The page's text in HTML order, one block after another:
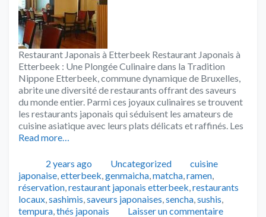
Restaurant Japonais à Etterbeek Restaurant Japonais à
Etterbeek : Une Plongée Culinaire dans la Tradition
Nippone Etterbeek, commune dynamique de Bruxelles,
abrite une diversité de restaurants offrant des saveurs
du monde entier. Parmi ces joyaux culinaires se trouvent
les restaurants japonais qui séduisent les amateurs de
cuisine asiatique avec leurs plats délicats et raffinés. Les
Read more…
Publié2 years ago Catégories
Uncategorized Tags
cuisine
japonaise,etterbeek,genmaicha,matcha,ramen,
réservation,restaurant japonais etterbeek,restaurants
locaux,sashimis,saveurs japonaises,sencha,sushis,
tempura,thés japonais Laisser un commentaire